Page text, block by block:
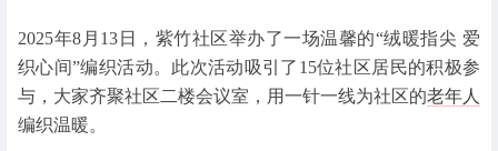
2025年8月13日，紫竹社区举办了一场温馨的“绒暖指尖 爱
织心间”编织活动。此次活动吸引了15位社区居民的积极参
与，大家齐聚社区二楼会议室，用一针一线为社区的老年人
编织温暖。